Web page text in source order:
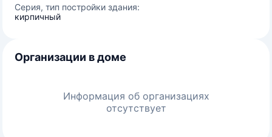
Серия, тип постройки здания:
кирпичный
Организации в доме
Информация об организациях
отсутствует